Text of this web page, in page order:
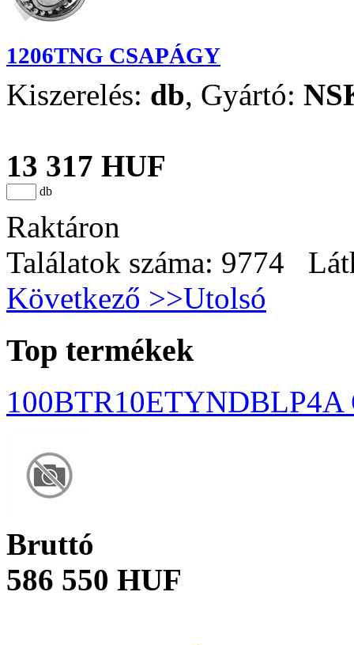
1206TNG CSAPÁGY
Kiszerelés: db, Gyártó:
13 317 HUF
db
Raktáron
Találatok száma: 9774
Következő >>Utolsó
Top termékek
100BTR10ETYNDBLP4A
Bruttó
586 550 HUF